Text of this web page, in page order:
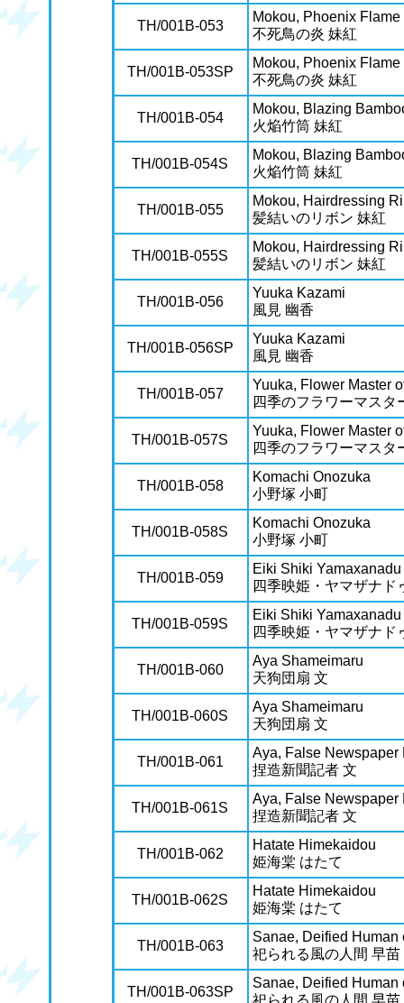
TH/001B-053
Mokou, Phoenix Flame
不死鳥の炎 妹紅
TH/001B-053SP
Mokou, Phoenix Flame
不死鳥の炎 妹紅
TH/001B-054
Mokou, Blazing
火焔竹筒 妹紅
TH/001B-054S
Mokou, Blazing
火焔竹筒 妹紅
TH/001B-055
Mokou, Hairdressing
髪結いのリボン 妹紅
TH/001B-055S
Mokou, Hairdressing
髪結いのリボン 妹紅
TH/001B-056
Yuuka Kazami
風見 幽香
TH/001B-056SP
Yuuka Kazami
風見 幽香
TH/001B-057
Yuuka, Flower Master
四季のフラワーマスタ
TH/001B-057S
Yuuka, Flower Master
四季のフラワーマスタ
TH/001B-058
Komachi Onozuka
小野塚 小町
TH/001B-058S
Komachi Onozuka
小野塚 小町
TH/001B-059
Eiki Shiki Yamaxanadu
四季映姫・ヤマザナド
TH/001B-059S
Eiki Shiki Yamaxanadu
四季映姫・ヤマザナド
TH/001B-060
Aya Shameimaru
天狗団扇 文
TH/001B-060S
Aya Shameimaru
天狗団扇 文
TH/001B-061
Aya, False Newspaper
捏造新聞記者 文
TH/001B-061S
Aya, False Newspaper
捏造新聞記者 文
TH/001B-062
Hatate Himekaidou
姫海棠 はたて
TH/001B-062S
Hatate Himekaidou
姫海棠 はたて
TH/001B-063
Sanae, Deified Human
祀られる風の人間 早苗
TH/001B-063SP
Sanae, Deified Human
祀られる風の人間 早苗